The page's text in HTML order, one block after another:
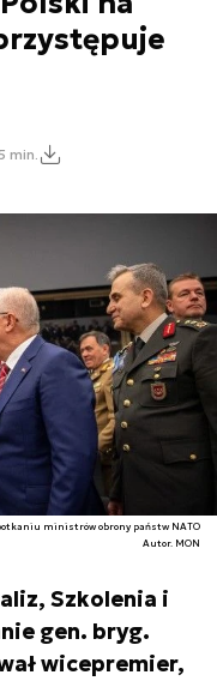
min.
ministrów obrony państw NATO
Autor. MON
Szkolenia i
gen. bryg.
wicepremier,